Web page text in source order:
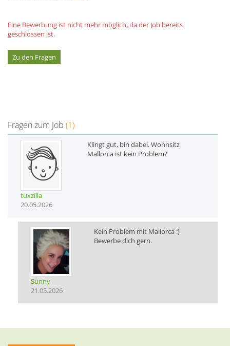
Eine Bewerbung ist nicht mehr möglich, da der Job bereits
geschlossen ist.
Zu den Fragen
Fragen zum Job (1)
tuxzilla
20.05.2026
Klingt gut, bin dabei. Wohnsitz
Mallorca ist kein Problem?
Sunny
21.05.2026
Kein Problem mit Mallorca :)
Bewerbe dich gern.